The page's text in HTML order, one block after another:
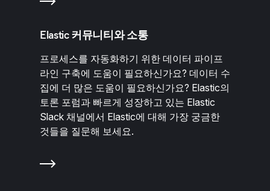
Elastic 커뮤니티와 소통
프로세스를 자동화하기 위한 데이터 파이프
라인 구축에 도움이 필요하신가요? 데이터 수
집에 더 많은 도움이 필요하신가요? Elastic의
토론 포럼과 빠르게 성장하고 있는 Elastic
Slack 채널에서 Elastic에 대해 가장 궁금한
것들을 질문해 보세요.